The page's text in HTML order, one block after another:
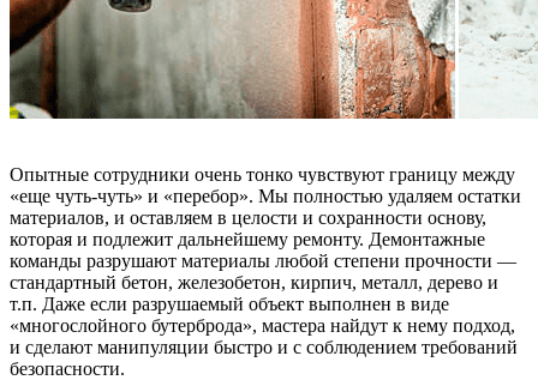
Опытные сотрудники очень тонко чувствуют границу между
«еще чуть-чуть» и «перебор». Мы полностью удаляем остатки
материалов, и оставляем в целости и сохранности основу,
которая и подлежит дальнейшему ремонту. Демонтажные
команды разрушают материалы любой степени прочности —
стандартный бетон, железобетон, кирпич, металл, дерево и
т.п. Даже если разрушаемый объект выполнен в виде
«многослойного бутерброда», мастера найдут к нему подход,
и сделают манипуляции быстро и с соблюдением требований
безопасности.